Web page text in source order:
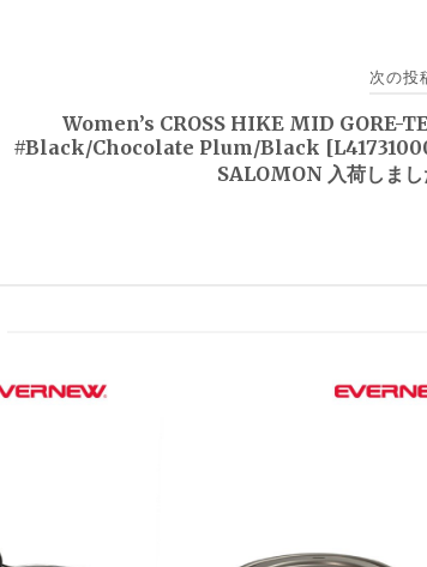
次の投
Women’s CROSS HIKE MID GORE-
#Black/Chocolate Plum/Black
SALOMON 入荷しまし